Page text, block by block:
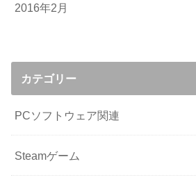
2016年2月
カテゴリー
PCソフトウェア関連
Steamゲーム